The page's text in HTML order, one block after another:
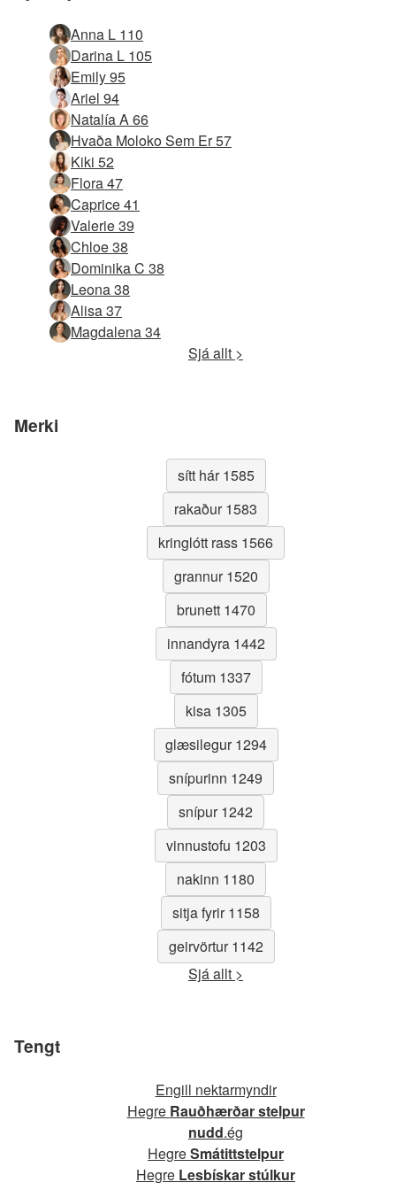
Anna L 110
Darina L 105
Emily 95
Ariel 94
Natalía A 66
Hvaða Moloko Sem Er 57
Kiki 52
Flora 47
Caprice 41
Valerie 39
Chloe 38
Dominika C 38
Leona 38
Alisa 37
Magdalena 34
Sjá allt >
Merki
sítt hár 1585
rakaður 1583
kringlótt rass 1566
grannur 1520
brunett 1470
innandyra 1442
fótum 1337
kisa 1305
glæsilegur 1294
snípurinn 1249
snípur 1242
vinnustofu 1203
nakinn 1180
sitja fyrir 1158
geirvörtur 1142
Sjá allt >
Tengt
Engill nektarmyndir
Hegre Rauðhærðar stelpur
nudd.ég
HegreSmátittstelpur
Hegre Lesbískar stúlkur